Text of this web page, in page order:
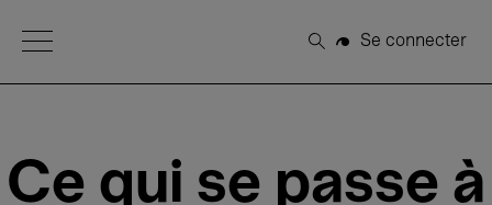
Open Menu
Rechercher
Se connecter
Ce qui se passe à